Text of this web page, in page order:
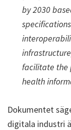
by 2030
facilitate the
health
Dokumentet
digitala industri